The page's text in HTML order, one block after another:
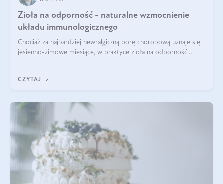
Zioła na odporność - naturalne wzmocnienie
układu immunologicznego
Chociaż za najbardziej newralgiczną porę chorobową uznaje się
jesienno-zimowe miesiące, w praktyce zioła na odporność
CZYTAJ